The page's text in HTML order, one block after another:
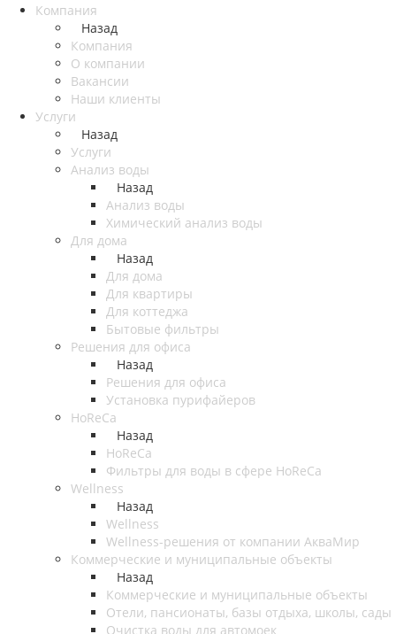
Компания
Назад
Компания
О компании
Вакансии
Наши клиенты
Услуги
Назад
Услуги
Анализ воды
Назад
Анализ воды
Химический анализ воды
Для дома
Назад
Для дома
Для квартиры
Для коттеджа
Бытовые фильтры
Решения для офиса
Назад
Решения для офиса
Установка пурифайеров
HoReCa
Назад
HoReCa
Фильтры для воды в сфере HoReCa
Wellness
Назад
Wellness
Wellness-решения от компании АкваМир
Коммерческие и муниципальные объекты
Назад
Коммерческие и муниципальные объекты
Отели, пансионаты, базы отдыха, школы, сады
Очистка воды для автомоек